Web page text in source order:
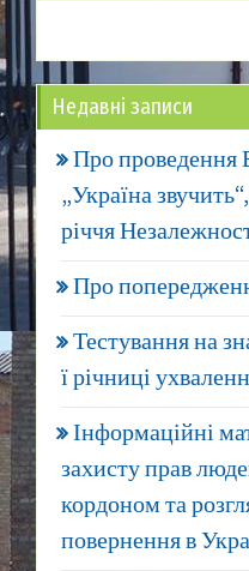
Недавні записи
Про проведення
„Україна
річчя
Про
Тестування на
ї річниці
Інформаційні
захисту прав
кордоном та
повернення в